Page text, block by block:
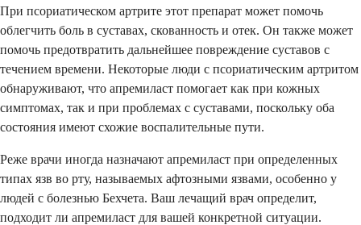
При псориатическом артрите этот препарат может помочь
облегчить боль в суставах, скованность и отек. Он также может
помочь предотвратить дальнейшее повреждение суставов с
течением времени. Некоторые люди с псориатическим артритом
обнаруживают, что апремиласт помогает как при кожных
симптомах, так и при проблемах с суставами, поскольку оба
состояния имеют схожие воспалительные пути.
Реже врачи иногда назначают апремиласт при определенных
типах язв во рту, называемых афтозными язвами, особенно у
людей с болезнью Бехчета. Ваш лечащий врач определит,
подходит ли апремиласт для вашей конкретной ситуации.